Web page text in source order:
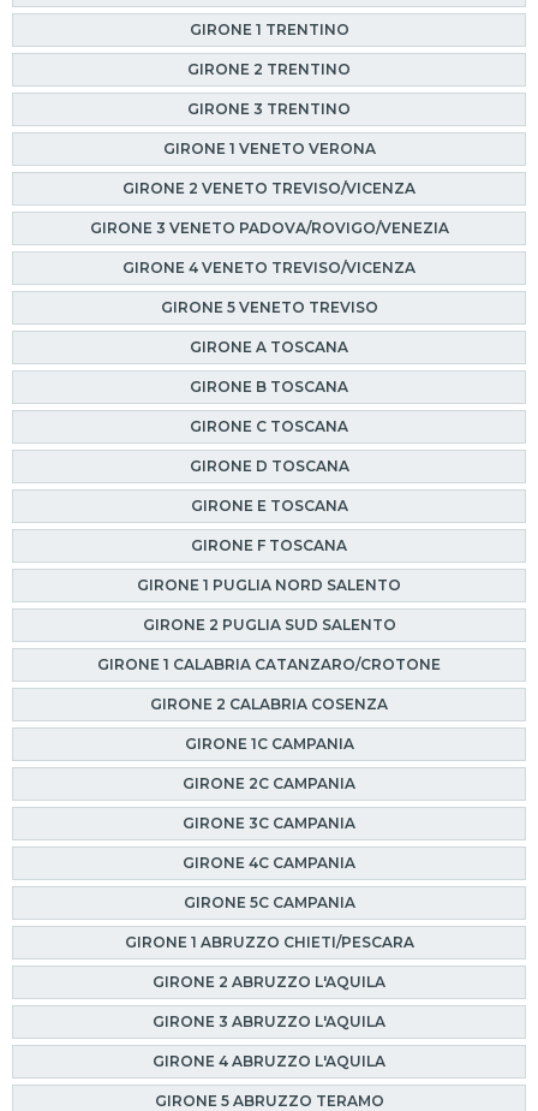
GIRONE 1 TRENTINO
GIRONE 2 TRENTINO
GIRONE 3 TRENTINO
GIRONE 1 VENETO VERONA
GIRONE 2 VENETO TREVISO/VICENZA
GIRONE 3 VENETO PADOVA/ROVIGO/VENEZIA
GIRONE 4 VENETO TREVISO/VICENZA
GIRONE 5 VENETO TREVISO
GIRONE A TOSCANA
GIRONE B TOSCANA
GIRONE C TOSCANA
GIRONE D TOSCANA
GIRONE E TOSCANA
GIRONE F TOSCANA
GIRONE 1 PUGLIA NORD SALENTO
GIRONE 2 PUGLIA SUD SALENTO
GIRONE 1 CALABRIA CATANZARO/CROTONE
GIRONE 2 CALABRIA COSENZA
GIRONE 1C CAMPANIA
GIRONE 2C CAMPANIA
GIRONE 3C CAMPANIA
GIRONE 4C CAMPANIA
GIRONE 5C CAMPANIA
GIRONE 1 ABRUZZO CHIETI/PESCARA
GIRONE 2 ABRUZZO L'AQUILA
GIRONE 3 ABRUZZO L'AQUILA
GIRONE 4 ABRUZZO L'AQUILA
GIRONE 5 ABRUZZO TERAMO